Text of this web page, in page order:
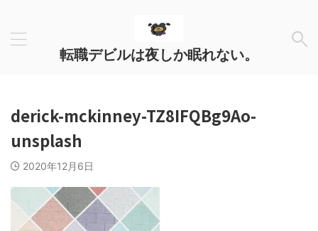
転職デビルは夜しか眠れない。
derick-mckinney-TZ8IFQBg9Ao-
unsplash
2020年12月6日